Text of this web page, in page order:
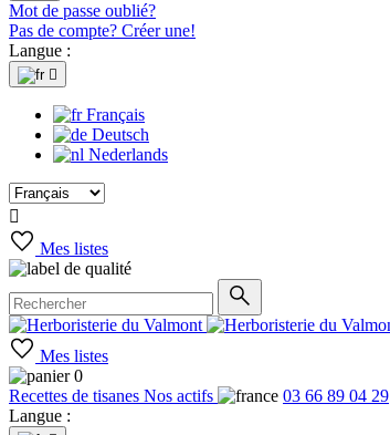
Mot de passe oublié?
Pas de compte? Créer une!
Langue :

Français
Deutsch
Nederlands

Mes listes
Mes listes
0
Recettes de tisanes Nos actifs 03 66 89 04 29
Langue :